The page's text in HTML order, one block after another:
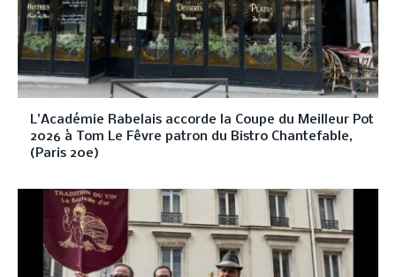
L’Académie Rabelais accorde la Coupe du Meilleur Pot
2026 à Tom Le Fêvre patron du Bistro Chantefable,
(Paris 20e)